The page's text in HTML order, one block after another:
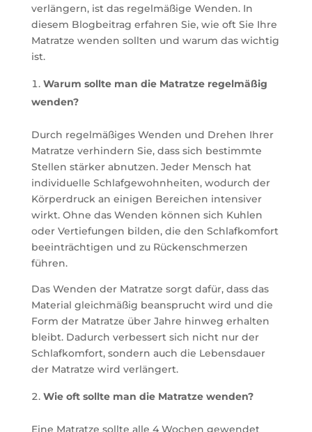
verlängern, ist das regelmäßige Wenden. In
diesem Blogbeitrag erfahren Sie, wie oft Sie Ihre
Matratze wenden sollten und warum das wichtig
ist.
Warum sollte man die Matratze regelmäßig
wenden?
Durch regelmäßiges Wenden und Drehen Ihrer
Matratze verhindern Sie, dass sich bestimmte
Stellen stärker abnutzen. Jeder Mensch hat
individuelle Schlafgewohnheiten, wodurch der
Körperdruck an einigen Bereichen intensiver
wirkt. Ohne das Wenden können sich Kuhlen
oder Vertiefungen bilden, die den Schlafkomfort
beeinträchtigen und zu Rückenschmerzen
führen.
Das Wenden der Matratze sorgt dafür, dass das
Material gleichmäßig beansprucht wird und die
Form der Matratze über Jahre hinweg erhalten
bleibt. Dadurch verbessert sich nicht nur der
Schlafkomfort, sondern auch die Lebensdauer
der Matratze wird verlängert.
Wie oft sollte man die Matratze wenden?